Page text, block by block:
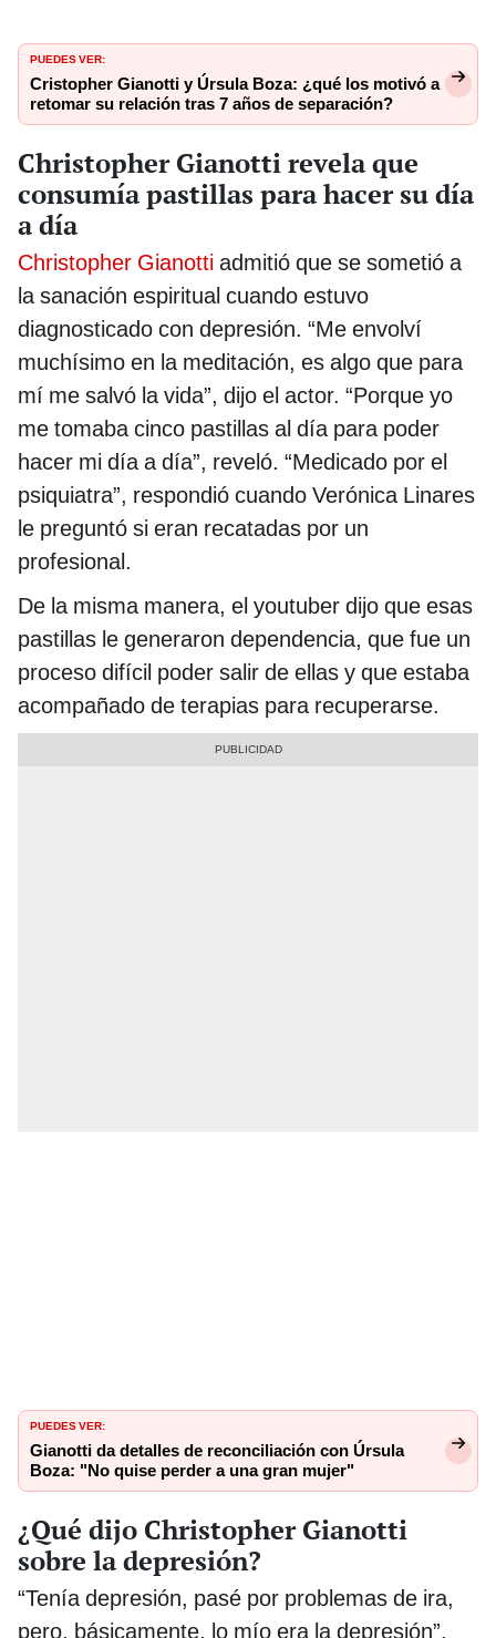
PUEDES VER:
Cristopher Gianotti y Úrsula Boza: ¿qué los motivó a
retomar su relación tras 7 años de separación?
Christopher Gianotti revela que
consumía pastillas para hacer su día
a día
Christopher Gianotti admitió que se sometió a
la sanación espiritual cuando estuvo
diagnosticado con depresión. “Me envolví
muchísimo en la meditación, es algo que para
mí me salvó la vida”, dijo el actor. “Porque yo
me tomaba cinco pastillas al día para poder
hacer mi día a día”, reveló. “Medicado por el
psiquiatra”, respondió cuando Verónica Linares
le preguntó si eran recatadas por un
profesional.
De la misma manera, el youtuber dijo que esas
pastillas le generaron dependencia, que fue un
proceso difícil poder salir de ellas y que estaba
acompañado de terapias para recuperarse.
PUEDES VER:
Gianotti da detalles de reconciliación con Úrsula
Boza: "No quise perder a una gran mujer"
¿Qué dijo Christopher Gianotti
sobre la depresión?
“Tenía depresión, pasé por problemas de ira,
pero, básicamente, lo mío era la depresión”,